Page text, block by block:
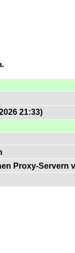
21:33)
Proxy-Servern